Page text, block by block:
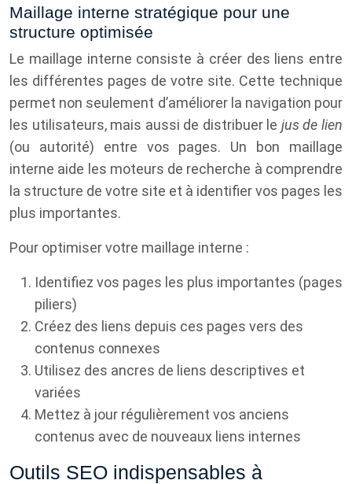
Maillage interne stratégique pour une
structure optimisée
Le maillage interne consiste à créer des liens entre
les différentes pages de votre site. Cette technique
permet non seulement d’améliorer la navigation pour
les utilisateurs, mais aussi de distribuer le jus de lien
(ou autorité) entre vos pages. Un bon maillage
interne aide les moteurs de recherche à comprendre
la structure de votre site et à identifier vos pages les
plus importantes.
Pour optimiser votre maillage interne :
Identifiez vos pages les plus importantes (pages
piliers)
Créez des liens depuis ces pages vers des
contenus connexes
Utilisez des ancres de liens descriptives et
variées
Mettez à jour régulièrement vos anciens
contenus avec de nouveaux liens internes
Outils SEO indispensables à